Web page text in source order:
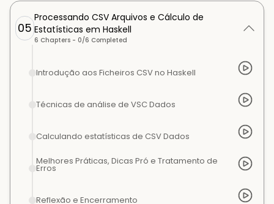
05
Processando CSV Arquivos e Cálculo de
Estatísticas em Haskell
6 Chapters - 0/6 Completed
Introdução aos Ficheiros CSV no Haskell
Técnicas de análise de VSC Dados
Calculando estatísticas de CSV Dados
Melhores Práticas, Dicas Pró e Tratamento de
Erros
Reflexão e Encerramento